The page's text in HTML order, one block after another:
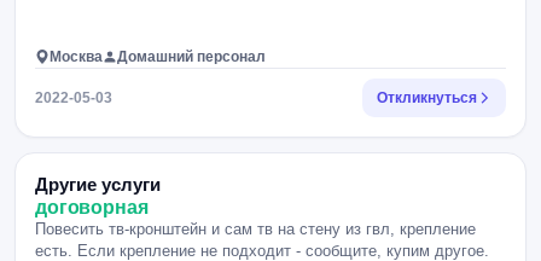
Москва Домашний персонал
2022-05-03 Откликнуться
Другие услуги
договорная
Повесить тв-кронштейн и сам тв на стену из гвл, крепление
есть. Если крепление не подходит - сообщите, купим другое.